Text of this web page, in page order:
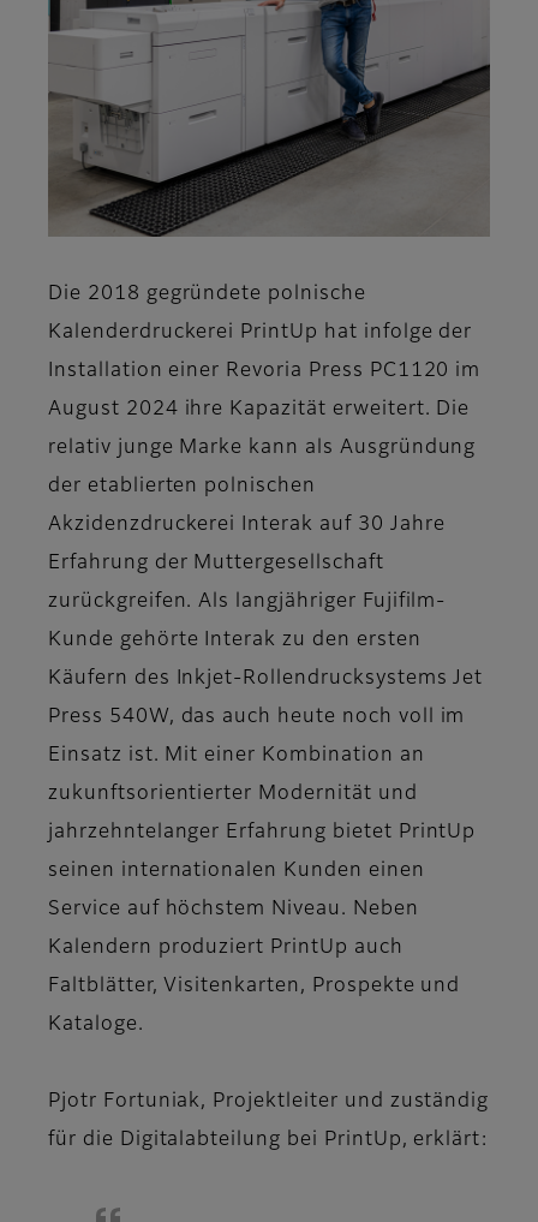
Die 2018 gegründete polnische
Kalenderdruckerei PrintUp hat infolge der
Installation einer Revoria Press PC1120 im
August 2024 ihre Kapazität erweitert. Die
relativ junge Marke kann als Ausgründung
der etablierten polnischen
Akzidenzdruckerei Interak auf 30 Jahre
Erfahrung der Muttergesellschaft
zurückgreifen. Als langjähriger Fujifilm-
Kunde gehörte Interak zu den ersten
Käufern des Inkjet-Rollendrucksystems Jet
Press 540W, das auch heute noch voll im
Einsatz ist. Mit einer Kombination an
zukunftsorientierter Modernität und
jahrzehntelanger Erfahrung bietet PrintUp
seinen internationalen Kunden einen
Service auf höchstem Niveau. Neben
Kalendern produziert PrintUp auch
Faltblätter, Visitenkarten, Prospekte und
Kataloge.
Pjotr Fortuniak, Projektleiter und zuständig
für die Digitalabteilung bei PrintUp, erklärt: